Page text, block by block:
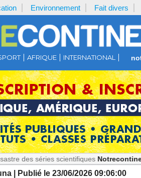
Environnement Fait divers
AFRIQUE INTERNATIONAL
scientifiques Notrecontinent.com :
| Publié le 23/06/2026 09:06:00